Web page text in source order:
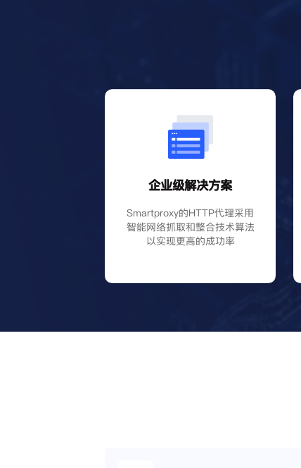
企业级解决方案
Smartproxy的HTTP代理采用
智能网络抓取和整合技术算法
以实现更高的成功率